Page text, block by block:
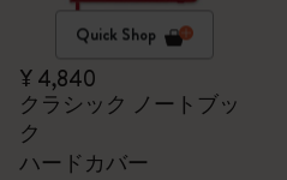
Quick Shop
¥ 4,840
クラシック ノートブッ
ク
ハードカバー